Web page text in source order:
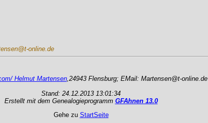
online.de
Helmut Martensen,24943 Flensburg; EMail: Martensen@t-online.de
Stand: 24.12.2013 13:01:34
Erstellt mit dem Genealogieprogramm GFAhnen 13.0
Gehe zu StartSeite